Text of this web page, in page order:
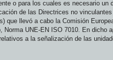
o para los cuales es necesario un
de las Directrices no
que llevó a cabo la Comisión
UNE-EN ISO 7010. En dicho
a la señalización de las